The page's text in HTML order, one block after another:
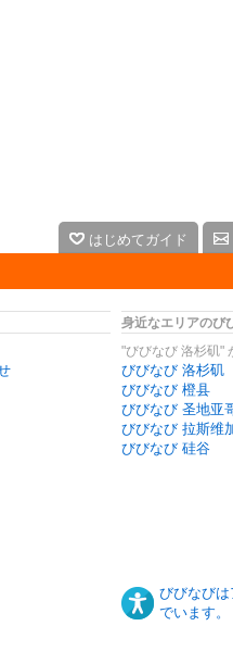
はじめてガイド
身近なエリアのび
"びびなび 洛杉矶"
びびなび 洛杉矶
びびなび 橙县
びびなび 圣地亚
びびなび 拉斯维
びびなび 硅谷
びびなび
でいます。